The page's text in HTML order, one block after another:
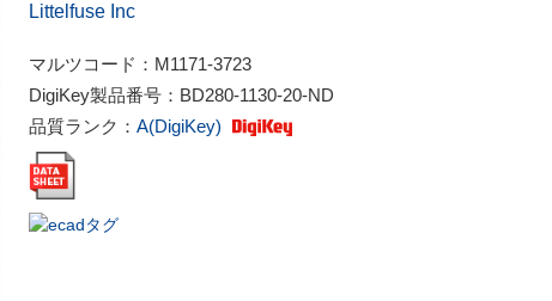
Littelfuse Inc
マルツコード： M1171-3723
DigiKey製品番号： BD280-1130-20-ND
品質ランク： A(DigiKey)